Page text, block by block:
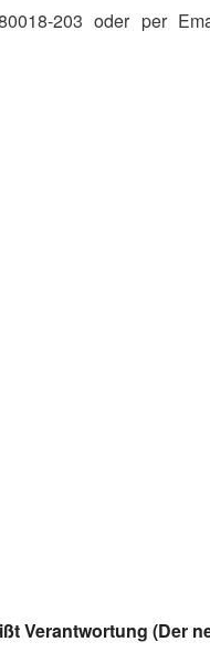
203 oder per
Verantwortung (Der